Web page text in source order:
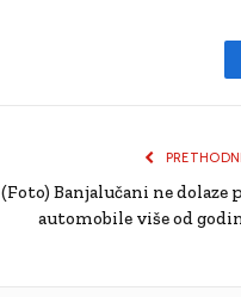
(Foto) Banjalučani ne dolaze
automobile više od